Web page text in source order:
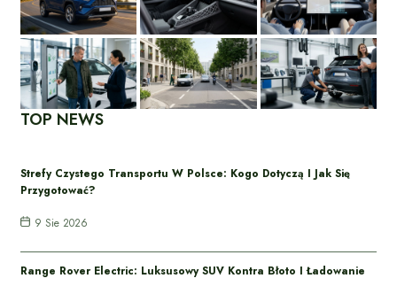
TOP NEWS
Strefy Czystego Transportu W Polsce: Kogo Dotyczą I Jak Się
Przygotować?
9 Sie 2026
Range Rover Electric: Luksusowy SUV Kontra Błoto I Ładowanie